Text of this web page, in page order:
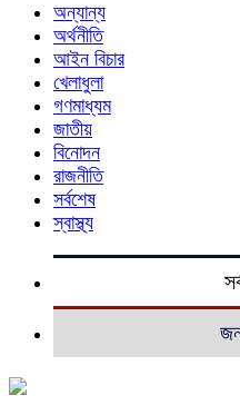
অন্যান্য
অর্থনীতি
আইন বিচার
খেলাধুলা
গণমাধ্যম
জাতীয়
বিনোদন
রাজনীতি
সর্বশেষ
স্বাস্থ্য